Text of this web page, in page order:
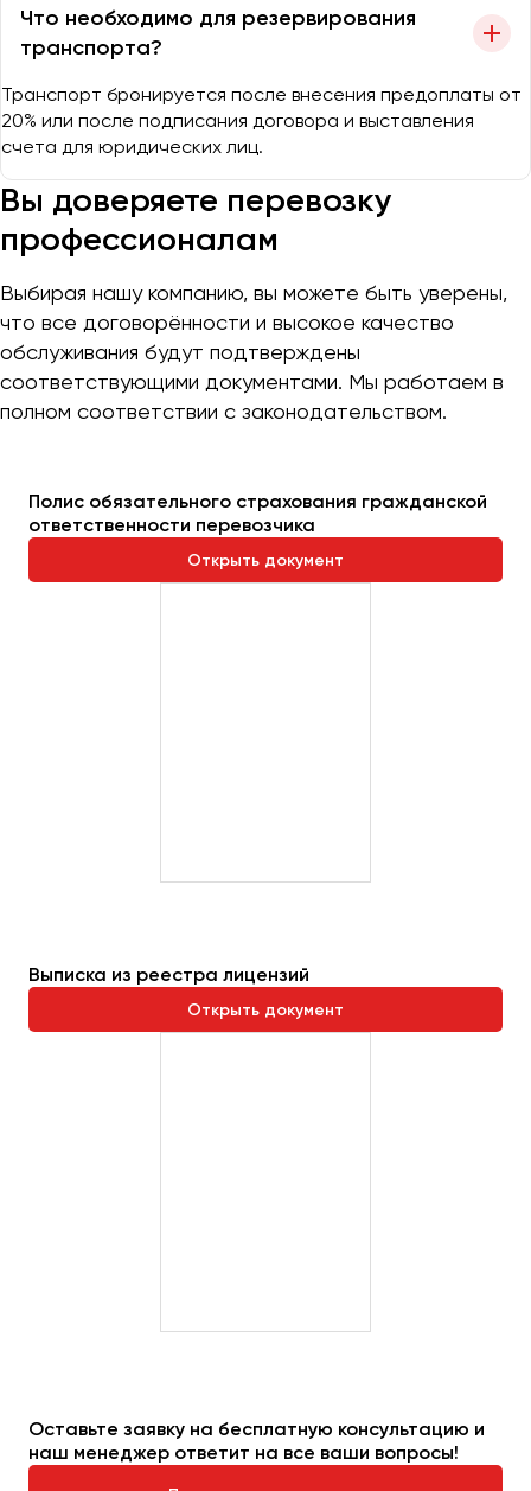
Что необходимо для резервирования
транспорта?
Транспорт бронируется после внесения предоплаты от
20% или после подписания договора и выставления
счета для юридических лиц.
Вы доверяете перевозку
профессионалам
Выбирая нашу компанию, вы можете быть уверены,
что все договорённости и высокое качество
обслуживания будут подтверждены
соответствующими документами. Мы работаем в
полном соответствии с законодательством.
Полис обязательного страхования гражданской
ответственности перевозчика
Открыть документ
Выписка из реестра лицензий
Открыть документ
Оставьте заявку на бесплатную консультацию и
наш менеджер ответит на все ваши вопросы!